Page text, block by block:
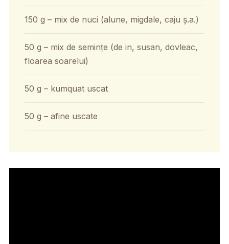
150 g – mix de nuci (alune, migdale, caju ș.a.)
50 g – mix de semințe (de in, susan, dovleac,
floarea soarelui)
50 g – kumquat uscat
50 g – afine uscate